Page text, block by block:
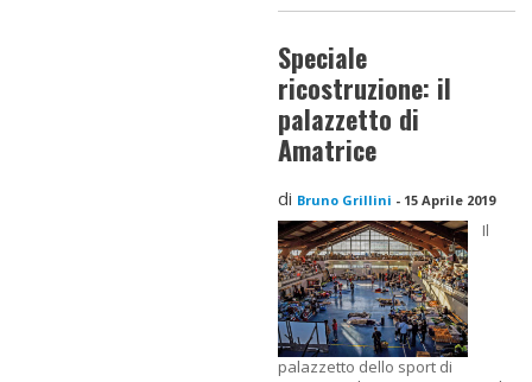
Speciale
ricostruzione: il
palazzetto di
Amatrice
di Bruno Grillini - 15 Aprile 2019
Il
palazzetto dello sport di